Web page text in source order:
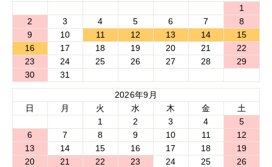
1
2
3 4 5 6 7
8
9
10 11 12 13 14
15
16
17 18 19 20 21
22
23
24 25 26 27 28
29
30
31
2026年9月
日
月 火 水 木 金
土
1
2 3 4
5
6
7 8 9 10 11
12
13
14 15 16 17 18
19
20
21 22 23 24 25
26